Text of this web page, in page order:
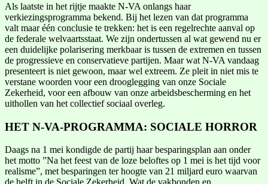
Als laatste in het rijtje maakte N-VA onlangs haar
verkiezingsprogramma bekend. Bij het lezen van dat programma
valt maar één conclusie te trekken: het is een regelrechte aanval op
de federale welvaartsstaat. We zijn ondertussen al wat gewend nu er
een duidelijke polarisering merkbaar is tussen de extremen en tussen
de progressieve en conservatieve partijen. Maar wat N-VA vandaag
presenteert is niet gewoon, maar wel extreem. Ze pleit in niet mis te
verstane woorden voor een drooglegging van onze Sociale
Zekerheid, voor een afbouw van onze arbeidsbescherming en het
uithollen van het collectief sociaal overleg.
HET N-VA-PROGRAMMA: SOCIALE HORROR
Daags na 1 mei kondigde de partij haar besparingsplan aan onder
het motto ”Na het feest van de loze beloftes op 1 mei is het tijd voor
realisme”, met besparingen ter hoogte van 21 miljard euro waarvan